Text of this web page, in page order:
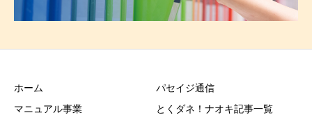
ホーム
マニュアル事業
パセイジ通信
とくダネ！ナオキ記事一覧